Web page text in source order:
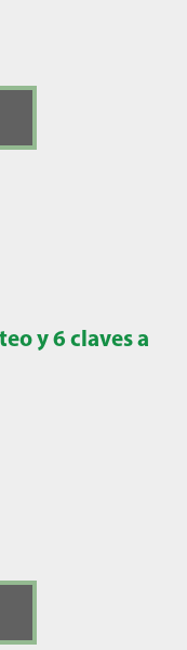
y 6 claves a